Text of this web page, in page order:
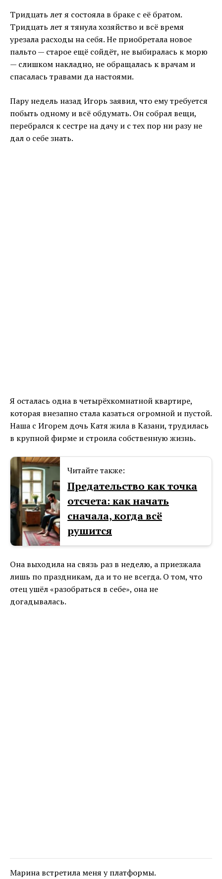
Тридцать лет я состояла в браке с её братом.
Тридцать лет я тянула хозяйство и всё время
урезала расходы на себя. Не приобретала новое
пальто — старое ещё сойдёт, не выбиралась к морю
— слишком накладно, не обращалась к врачам и
спасалась травами да настоями.
Пару недель назад Игорь заявил, что ему требуется
побыть одному и всё обдумать. Он собрал вещи,
перебрался к сестре на дачу и с тех пор ни разу не
дал о себе знать.
Я осталась одна в четырёхкомнатной квартире,
которая внезапно стала казаться огромной и пустой.
Наша с Игорем дочь Катя жила в Казани, трудилась
в крупной фирме и строила собственную жизнь.
Читайте также:
Предательство как точка
отсчета: как начать
сначала, когда всё
рушится
Она выходила на связь раз в неделю, а приезжала
лишь по праздникам, да и то не всегда. О том, что
отец ушёл «разобраться в себе», она не
догадывалась.
Марина встретила меня у платформы.